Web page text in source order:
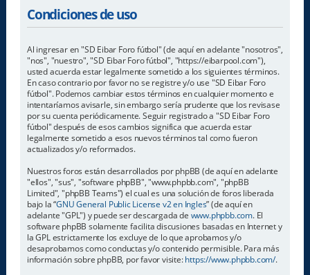
Condiciones de uso
Al ingresar en "SD Eibar Foro fútbol" (de aquí en adelante "nosotros",
"nos", "nuestro", "SD Eibar Foro fútbol", "https://eibarpool.com"),
usted acuerda estar legalmente sometido a los siguientes términos.
En caso contrario por favor no se registre y/o use "SD Eibar Foro
fútbol". Podemos cambiar estos términos en cualquier momento e
intentaríamos avisarle, sin embargo sería prudente que los revisase
por su cuenta periódicamente. Seguir registrado a "SD Eibar Foro
fútbol" después de esos cambios significa que acuerda estar
legalmente sometido a esos nuevos términos tal como fueron
actualizados y/o reformados.
Nuestros foros están desarrollados por phpBB (de aquí en adelante
"ellos", "sus", "software phpBB", "www.phpbb.com", "phpBB
Limited", "phpBB Teams") el cual es una solución de foros liberada
bajo la “GNU General Public License v2 en Ingles” (de aquí en
adelante "GPL") y puede ser descargada de www.phpbb.com. El
software phpBB solamente facilita discusiones basadas en Internet y
la GPL estrictamente los excluye de lo que aprobamos y/o
desaprobamos como conductas y/o contenido permisible. Para más
información sobre phpBB, por favor visite:https://www.phpbb.com/.